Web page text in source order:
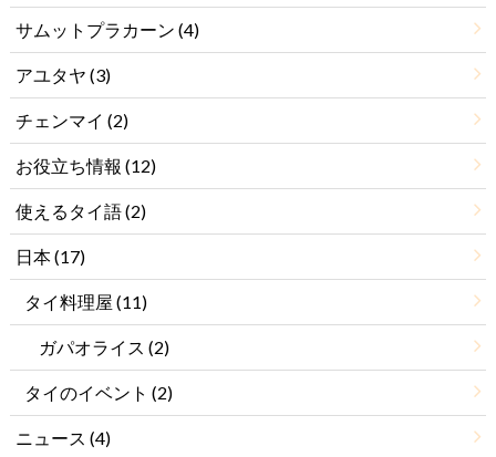
サムットプラカーン (4)
アユタヤ (3)
チェンマイ (2)
お役立ち情報 (12)
使えるタイ語(2)
日本(17)
タイ料理屋 (11)
ガパオライス (2)
タイのイベント (2)
ニュース (4)